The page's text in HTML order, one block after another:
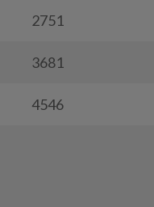
2751
3681
4546